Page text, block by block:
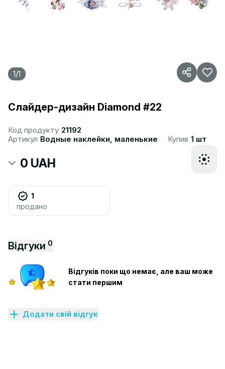
1/1
Слайдер-дизайн Diamond #22
Код продукту 21192
Артикул Водные наклейки, маленькие Купив 1 шт
0 UAH
1
продано
Відгуки 0
Відгуків поки що немає, але ваш може
стати першим
Додати свій відгук